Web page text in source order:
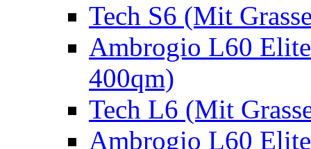
Tech S6 (Mit
Ambrogio L60
400qm)
Tech L6 (Mit
Ambrogio L60